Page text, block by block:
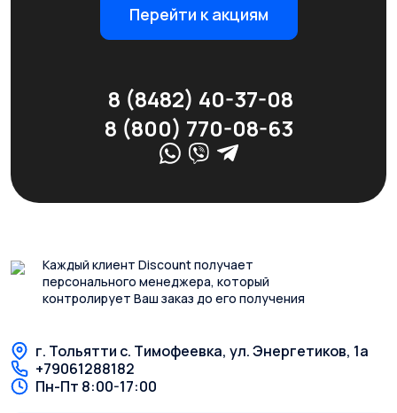
Перейти к акциям
8 (8482) 40-37-08
8 (800) 770-08-63
Каждый клиент Discount получает
персонального менеджера, который
контролирует Ваш заказ до его получения
г. Тольятти с. Тимофеевка, ул. Энергетиков, 1а
+79061288182
Пн-Пт 8:00-17:00